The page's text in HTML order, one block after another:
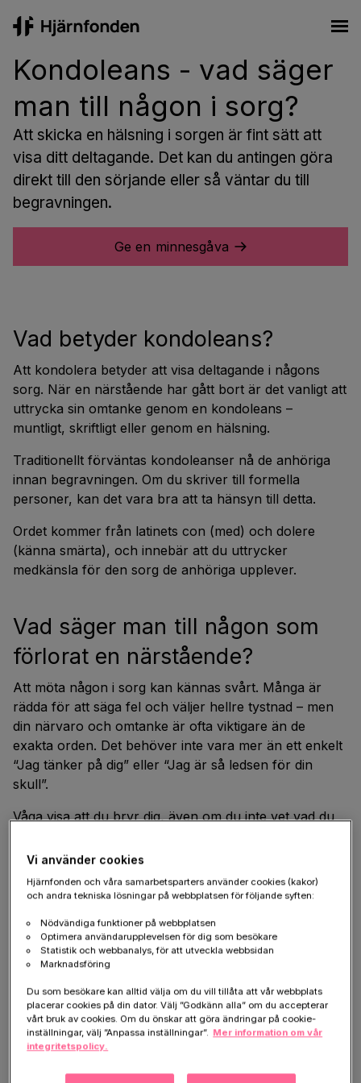
Kondoleans - vad säger
man till någon i sorg?
Att skicka en hälsning i sorgen är fint sätt att
visa ditt deltagande. Det kan du antingen göra
direkt till den sörjande eller så väntar du till
begravningen.
Ge en minnesgåva
Vad betyder kondoleans?
Att kondolera betyder att visa deltagande i någons
sorg. När en närstående har gått bort är det vanligt att
uttrycka sin omtanke genom en kondoleans –
muntligt, skriftligt eller genom en hälsning.
Traditionellt förväntas kondoleanser nå de anhöriga
innan begravningen. Om du skriver till formella
personer, kan det vara bra att ta hänsyn till detta.
Ordet kommer från latinets con (med) och dolere
(känna smärta), och innebär att du uttrycker
medkänsla för den sorg de anhöriga upplever.
Vad säger man till någon som
förlorat en närstående?
Att möta någon i sorg kan kännas svårt. Många är
rädda för att säga fel och väljer hellre tystnad – men
din närvaro och omtanke är ofta viktigare än de
exakta orden. Det behöver inte vara mer än ett enkelt
“Jag tänker på dig” eller “Jag är så ledsen för din
skull”.
Våga visa att du bryr dig, även om du inte vet vad du
eller bara sitta tyst tillsammans.
Skicka kondoleans
En kondoleans kan framföras på flera sätt – både
traditionella och mer moderna. Det kan vara en sista
personligt brev, eller några minnesord som läses upp
vid ceremonin eller minnesstunden. Även en hälsning
som följer med en minnesgåva är ett omtänksamt sätt
Idag är det också vanligt att skicka sin kondoleans
Vi använder cookies
Hjärnfonden och våra samarbetsparters använder cookies (kakor)
och andra tekniska lösningar på webbplatsen för följande syften:
Nödvändiga funktioner på webbplatsen
Optimera användarupplevelsen för dig som besökare
Statistik och webbanalys, för att utveckla webbsidan
Marknadsföring
Du som besökare kan alltid välja om du vill tillåta att vår webbplats
placerar cookies på din dator. Välj ”Godkänn alla” om du accepterar
vårt bruk av cookies. Om du önskar att göra ändringar på cookie-
inställningar, välj ”Anpassa inställningar”. Mer information om vår
integritetspolicy.